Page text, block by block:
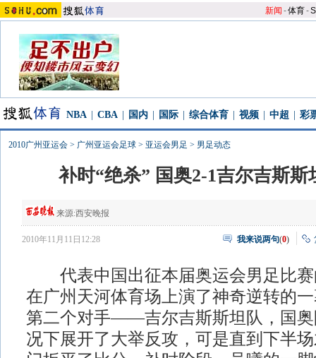
新闻 -体育-S
NBA CBA 国内 国际 综合体育 视频 中超 彩
2010广州亚运会 > 广州亚运会足球 > 亚运会男足 > 男足动态
补时“绝杀” 国奥2-1吉尔吉斯斯
来源:西安晚报
2010年11月11日12:28 我来说两句(0)
代表中国出征本届奥运会男足比赛
在广州天河体育场上演了神奇逆转的
第二个对手——吉尔吉斯斯坦队，国奥
况下展开了大举反攻，可是直到下半